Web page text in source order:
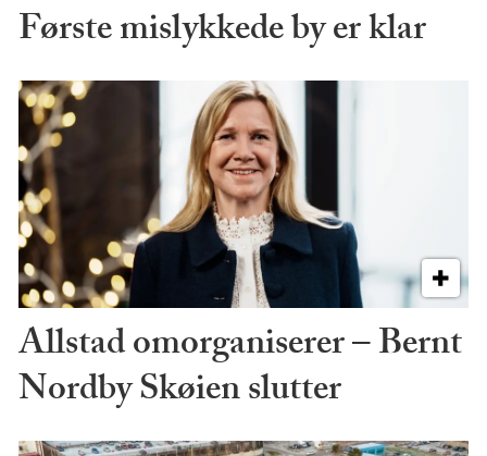
Første mislykkede by er klar
Allstad omorganiserer – Bernt
Nordby Skøien slutter